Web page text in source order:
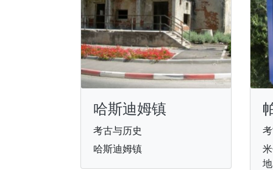
哈斯迪姆镇
考古与历史
哈斯迪姆镇
地